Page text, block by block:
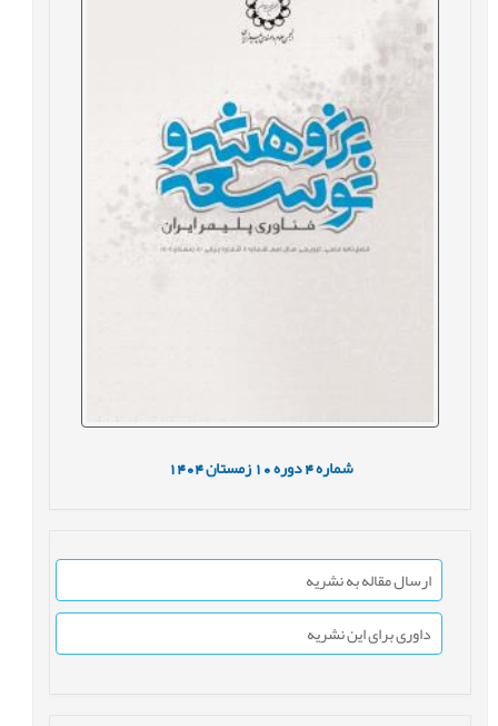
شماره4 دوره10 زمستان1404
ارسال مقاله به نشریه
داوری برای این نشریه